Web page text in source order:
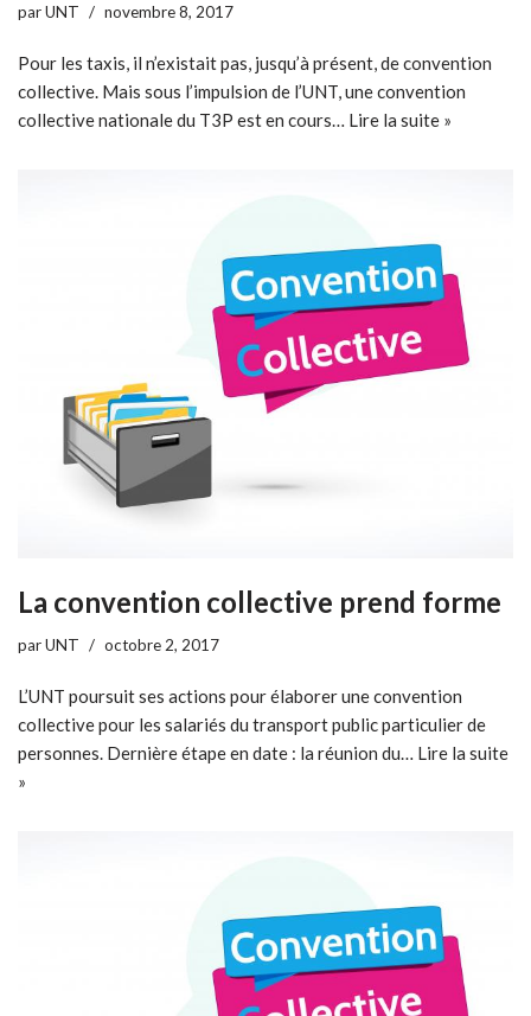
parUNT novembre 8, 2017
Pour les taxis, il n’existait pas, jusqu’à présent, de convention
collective. Mais sous l’impulsion de l’UNT, une convention
collective nationale du T3P est en cours… Lire la suite »
La convention collective prend forme
parUNT octobre 2, 2017
L’UNT poursuit ses actions pour élaborer une convention
collective pour les salariés du transport public particulier de
personnes. Dernière étape en date : la réunion du… Lire la suite
»